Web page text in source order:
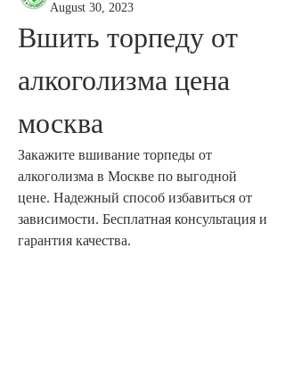
August 30, 2023
Вшить торпеду от
алкоголизма цена
москва
Закажите вшивание торпеды от
алкоголизма в Москве по выгодной
цене. Надежный способ избавиться от
зависимости. Бесплатная консультация и
гарантия качества.